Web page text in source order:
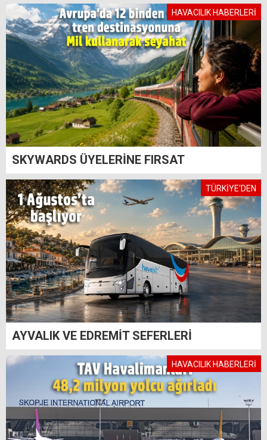
HAVACILIK HABERLERİ
SKYWARDS ÜYELERİNE FIRSAT
TÜRKİYE'DEN
AYVALIK VE EDREMİT SEFERLERİ
HAVACILIK HABERLERİ